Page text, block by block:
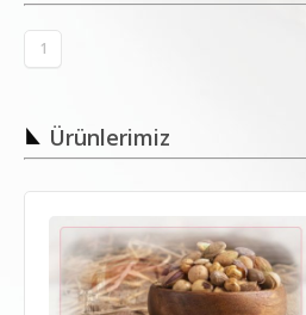
1
Ürünlerimiz